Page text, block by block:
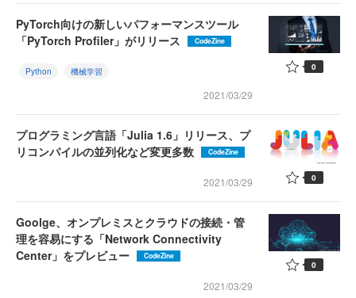
PyTorch向けの新しいパフォーマンスツール
「PyTorch Profiler」がリリース
CodeZine
Python 機械学習
2021/03/29
0
プログラミング言語「Julia 1.6」リリース、プ
リコンパイルの並列化など変更多数
CodeZine
2021/03/29 0
Goolge、オンプレミスとクラウドの接続・管
理を容易にする「Network Connectivity
Center」をプレビュー
CodeZine
2021/03/29
0